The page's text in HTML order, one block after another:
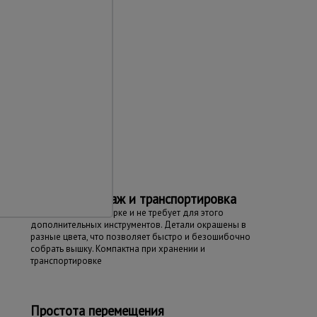
Простой монтаж и транспортировка
Вышка проста в сборке и не требует для этого
дополнительных инструментов. Детали окрашены в
разные цвета, что позволяет быстро и безошибочно
собрать вышку. Компактна при хранении и
транспортировке
Простота перемещения